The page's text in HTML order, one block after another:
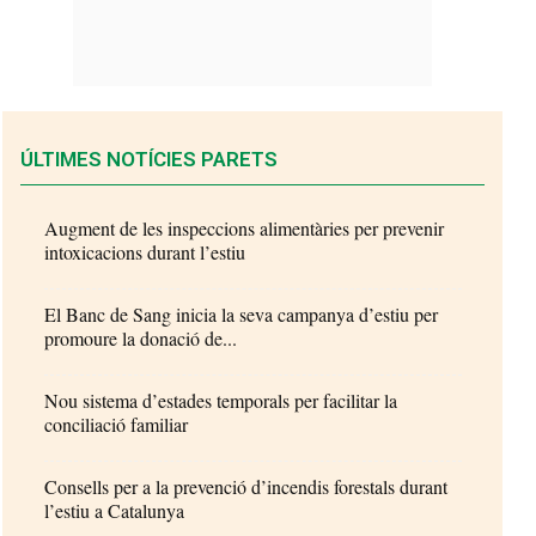
ÚLTIMES NOTÍCIES PARETS
Augment de les inspeccions alimentàries per prevenir
intoxicacions durant l’estiu
El Banc de Sang inicia la seva campanya d’estiu per
promoure la donació de...
Nou sistema d’estades temporals per facilitar la
conciliació familiar
Consells per a la prevenció d’incendis forestals durant
l’estiu a Catalunya